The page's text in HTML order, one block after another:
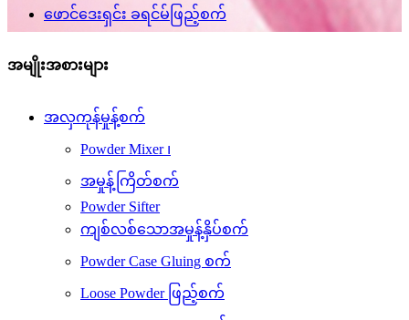
ဖောင်ဒေးရှင်း ခရင်မ်ဖြည့်စက်
အမျိုးအစားများ
အလှကုန်မှုန့်စက်
Powder Mixer ၊
အမှုန့်ကြိတ်စက်
Powder Sifter
ကျစ်လစ်သောအမှုန့်နှိပ်စက်
Powder Case Gluing စက်
Loose Powder ဖြည့်စက်